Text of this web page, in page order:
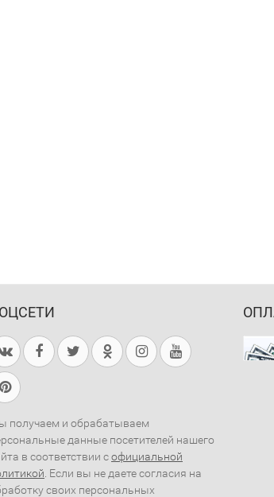
получаем и обрабатываем
данные посетителей нашего
в соответствии софициальной
. Если вы не даете согласия на
своих персональных